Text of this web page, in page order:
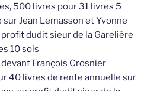
500 livres pour 31 livres 5
Jean Lemasson et Yvonne
dudit sieur de la Garelière
10 sols
devant François Crosnier
40 livres de rente annuelle sur